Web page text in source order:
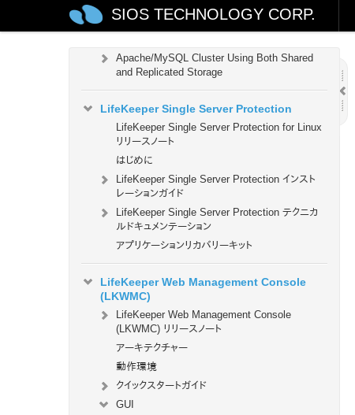
SIOS TECHNOLOGY CORP.
ド
Apache/MySQL Cluster Using Both Shared
and Replicated Storage
LifeKeeper Single Server Protection
LifeKeeper Single Server Protection for Linux
リリースノート
はじめに
LifeKeeper Single Server Protection インスト
レーションガイド
LifeKeeper Single Server Protection テクニカ
ルドキュメンテーション
アプリケーションリカバリーキット
LifeKeeper Web Management Console
(LKWMC)
LifeKeeper Web Management Console
(LKWMC) リリースノート
アーキテクチャー
動作環境
クイックスタートガイド
GUI